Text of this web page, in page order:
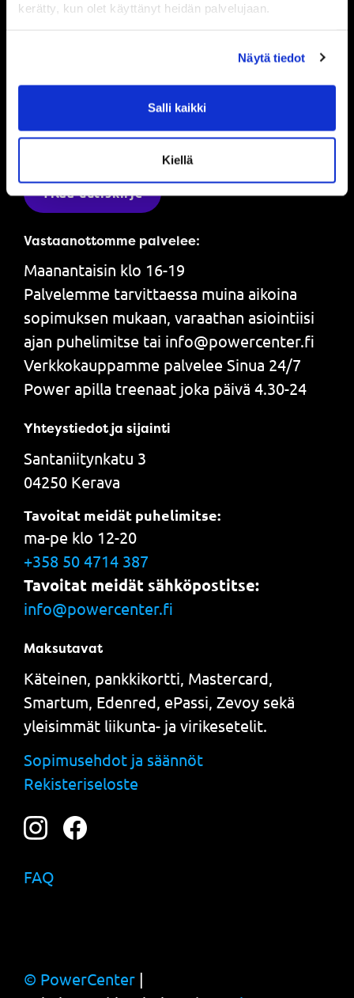
kerätty, kun olet käyttänyt heidän palvelujaan.
Näytä tiedot
Salli kaikki
Kiellä
tarjouksemme.
Tilaa uutiskirje
Vastaanottomme palvelee:
Maanantaisin klo 16-19
Palvelemme tarvittaessa muina aikoina
sopimuksen mukaan, varaathan asiointiisi
ajan puhelimitse tai info@powercenter.fi
Verkkokauppamme palvelee Sinua 24/7
Power apilla treenaat joka päivä 4.30-24
Yhteystiedot ja sijainti
Santaniitynkatu 3
04250 Kerava
Tavoitat meidät puhelimitse:
ma-pe klo 12-20
+358 50 4714 387
Tavoitat meidät sähköpostitse:
info@powercenter.fi
Maksutavat
Käteinen, pankkikortti, Mastercard,
Smartum, Edenred, ePassi, Zevoy sekä
yleisimmät liikunta- ja virikesetelit.
Sopimusehdot ja säännöt
Rekisteriseloste
FAQ
© PowerCenter |